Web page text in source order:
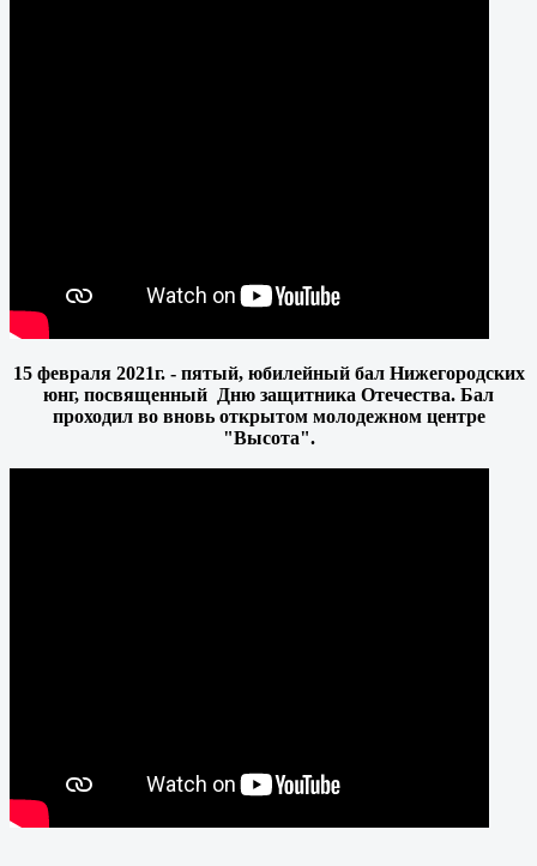
15 февраля 2021г. -пятый, юбилейный бал Нижегородских
юнг, посвященный Дню защитника Отечества. Бал
проходил во вновь открытом молодежном центре
"Высота".